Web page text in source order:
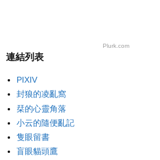
Plurk.com
連結列表
PIXIV
封狼的凌亂窩
栞的心靈角落
小云的隨便亂記
隻眼留書
盲眼貓頭鷹